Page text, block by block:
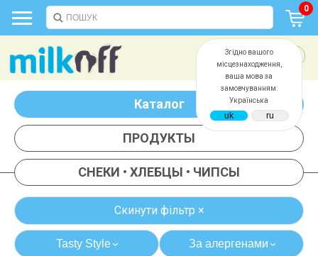
Згідно вашого
місцезнаходження,
ваша мова за
замовчуванням:
Українська
0
Каталог
ПРОДУКТЫ
СНЕКИ • ХЛЕБЦЫ • ЧИПСЫ
Скинути фільтр ×
Tasty Style› За алергенами›